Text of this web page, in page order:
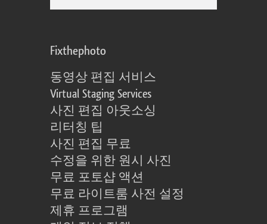
Fixthephoto
동영상 편집 서비스
Virtual Staging Services
사진 편집 아웃소싱
리터칭 팁
사진 편집 무료
수정을 위한 원시 사진
무료 포토샵 액션
무료 라이트룸 사전 설정
제휴 프로그램